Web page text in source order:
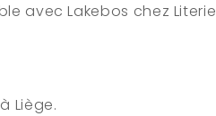
avec Lakebos chez Literie
Liège.